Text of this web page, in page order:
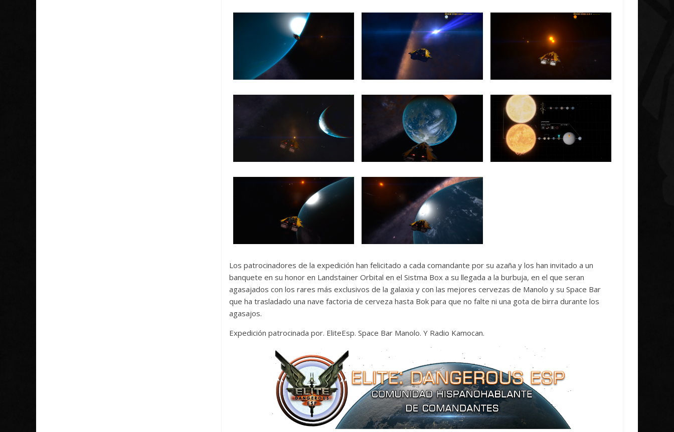
Los patrocinadores de la expedición han felicitado a cada comandante por su azaña y los han invitado a un
banquete en su honor en Landstainer Orbital en el Sistma Box a su llegada a la burbuja, en el que seran
agasajados con los rares más exclusivos de la galaxia y con las mejores cervezas de Manolo y su Space Bar
que ha trasladado una nave factoria de cerveza hasta Bok para que no falte ni una gota de birra durante los
agasajos.
Expedición patrocinada por. EliteEsp. Space Bar Manolo. Y Radio Kamocan.